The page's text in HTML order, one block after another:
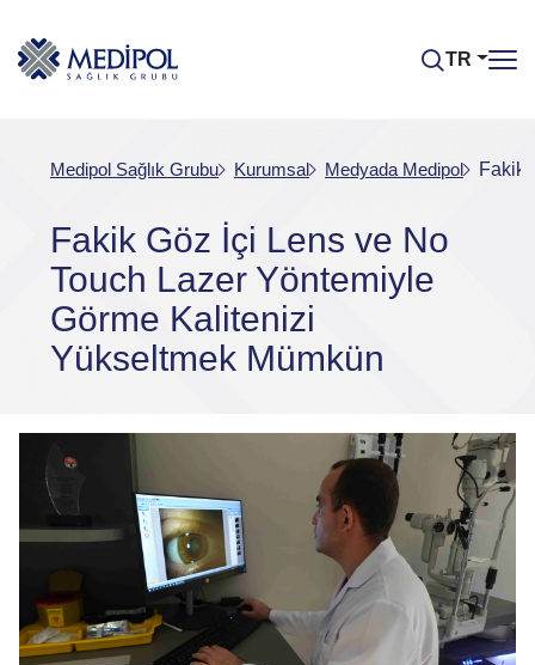
TR
Medipol Sağlık Grubu Kurumsal Medyada Medipol Fakik
Fakik Göz İçi Lens ve No
Touch Lazer Yöntemiyle
Görme Kalitenizi
Yükseltmek Mümkün